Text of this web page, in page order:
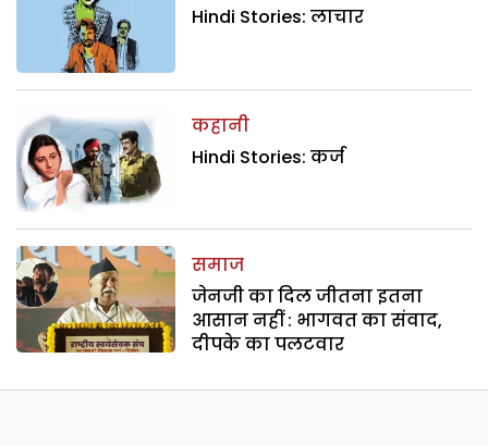
Hindi Stories: लाचार
कहानी
Hindi Stories: कर्ज
समाज
जेनजी का दिल जीतना इतना
आसान नहीं : भागवत का संवाद,
दीपके का पलटवार